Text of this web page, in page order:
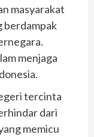
masyarakat
berdampak
menjaga
tercinta
dari
memicu